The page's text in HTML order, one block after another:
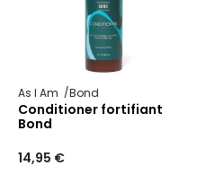
As I Am Bond
Conditioner fortifiant
Bond
14,95 €